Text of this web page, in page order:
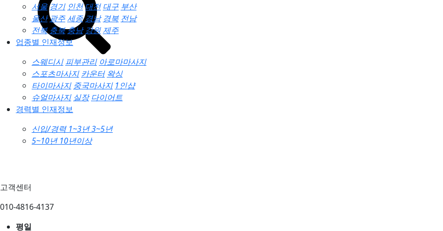
서울경기 인천대전 대구 부산
울산광주세종경남 경북 전남
전북 충북충남 강원제주
업종별 인재정보
스웨디시 피부관리 아로마마사지
스포츠마사지 카운터 왁싱
타이마사지 중국마사지 1인샵
슈얼마사지 실장 다이어트
경력별 인재정보
신입/경력 1~3년3~5년
5~10년 10년이상
고객센터
010-4816-4137
평일